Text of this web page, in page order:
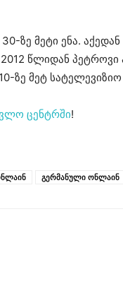
მეტი ენა. აქედან
2012 წლიდან
ზე მეტ
ცენტრში!
გერმანული ონლაინ